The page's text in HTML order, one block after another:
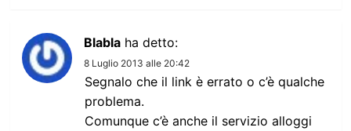
Blabla ha detto:
8 Luglio 2013 alle 20:42
Segnalo che il link è errato o c’è qualche
problema.
Comunque c’è anche il servizio alloggi